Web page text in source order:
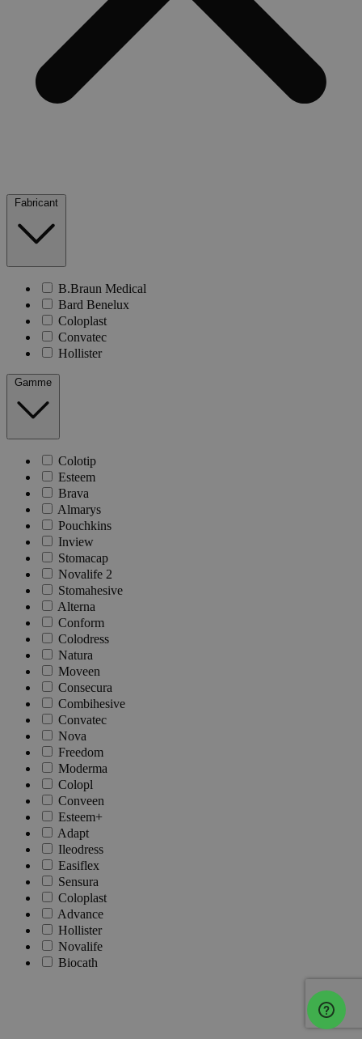
Fabricant
B.Braun Medical
Bard Benelux
Coloplast
Convatec
Hollister
Gamme
Colotip
Esteem
Brava
Almarys
Pouchkins
Inview
Stomacap
Novalife 2
Stomahesive
Alterna
Conform
Colodress
Natura
Moveen
Consecura
Combihesive
Convatec
Nova
Freedom
Moderma
Colopl
Conveen
Esteem+
Adapt
Ileodress
Easiflex
Sensura
Coloplast
Advance
Hollister
Novalife
Biocath